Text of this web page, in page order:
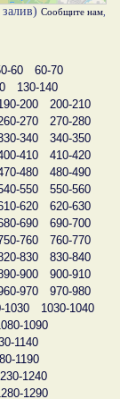
Сообщите нам
60
60-70
130-140
200
200-210
270
270-280
340
340-350
410
410-420
480
480-490
550
550-560
620
620-630
690
690-700
760
760-770
830
830-840
900
900-910
970
970-980
1030
1030-1040
1090
1140
1190
1240
1290